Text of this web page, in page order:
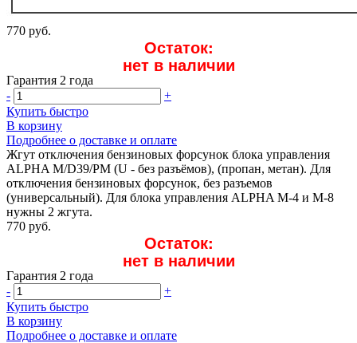
770 руб.
Остаток:
нет в наличии
Гарантия 2 года
-
+
Купить быстро
В корзину
Подробнее о доставке и оплате
Жгут отключения бензиновых форсунок блока управления
ALPHA M/D39/PM (U - без разъёмов), (пропан, метан). Для
отключения бензиновых форсунок, без разъемов
(универсальный). Для блока управления ALPHA М-4 и М-8
нужны 2 жгута.
770 руб.
Остаток:
нет в наличии
Гарантия 2 года
-
+
Купить быстро
В корзину
Подробнее о доставке и оплате